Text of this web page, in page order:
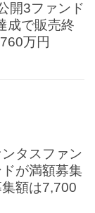
開3ファンド
成で販売終
万円
タスファン
が満額募集
額は7,700